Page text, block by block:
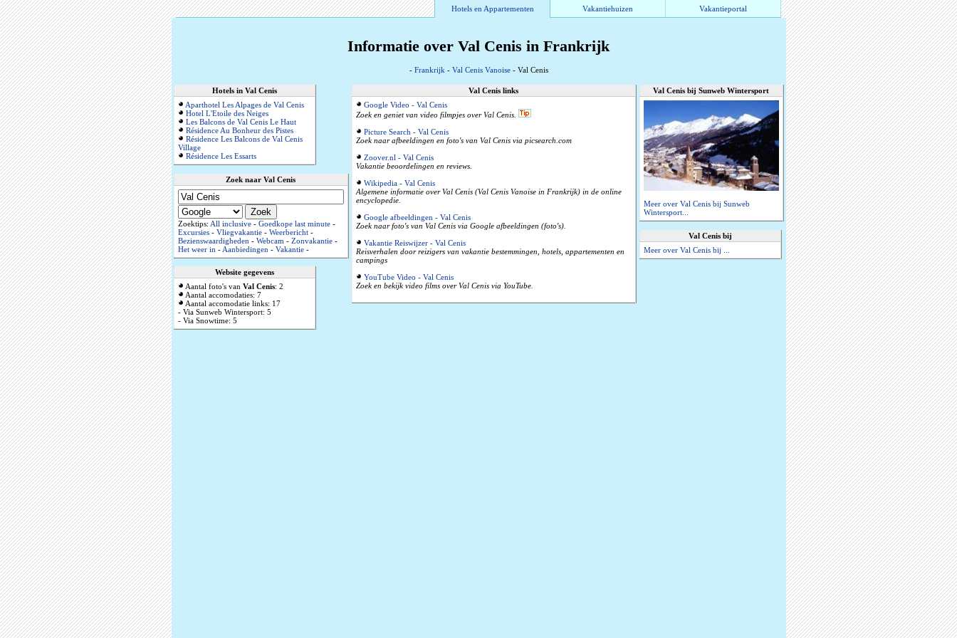
Hotels en Appartementen Vakantiehuizen Vakantieportal
Informatie over Val Cenis in Frankrijk
- Frankrijk- Val Cenis Vanoise- Val Cenis
Hotels in Val Cenis
Aparthotel Les Alpages de Val Cenis
Hotel L'Etoile des Neiges
Les Balcons de Val Cenis Le Haut
Résidence Au Bonheur des Pistes
Résidence Les Balcons de Val Cenis
Village
Résidence Les Essarts
Zoek naar Val Cenis
Zoektips: All inclusive- Goedkope last minute-
Excursies- Vliegvakantie- Weerbericht-
Bezienswaardigheden- Webcam- Zonvakantie-
Het weer in-Aanbiedingen- Vakantie-
Website gegevens
Aantal foto's van Val Cenis: 2
Aantal accomodaties: 7
Aantal accomodatie links: 17
- Via Sunweb Wintersport: 5
- Via Snowtime: 5
Val Cenis links
Google Video - Val Cenis
Zoek en geniet van video filmpjes over Val Cenis.
Picture Search - Val Cenis
Zoek naar afbeeldingen en foto's van Val Cenis via picsearch.com
Zoover.nl - Val Cenis
Vakantie beoordelingen en reviews.
Wikipedia - Val Cenis
Algemene informatie over Val Cenis (Val Cenis Vanoise in Frankrijk) in de online
encyclopedie.
Google afbeeldingen - Val Cenis
Zoek naar foto's van Val Cenis via Google afbeeldingen (foto's).
Vakantie Reiswijzer - Val Cenis
Reisverhalen door reizigers van vakantie bestemmingen, hotels, appartementen en
campings
YouTube Video - Val Cenis
Zoek en bekijk video films over Val Cenis via YouTube.
Val Cenis bij Sunweb Wintersport
Meer over Val Cenis bij Sunweb
Wintersport...
Val Cenis bij
Meer over Val Cenis bij ...